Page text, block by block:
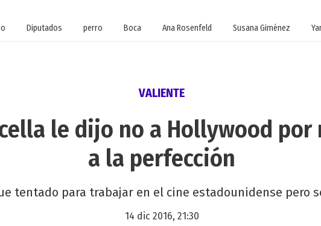
Diputados perro Boca Ana Rosenfeld Susana Giménez
VALIENTE
le dijo no a Hollywood
a la perfección
tentado para trabajar en el cine estadounidense pero
14 dic 2016, 21:30